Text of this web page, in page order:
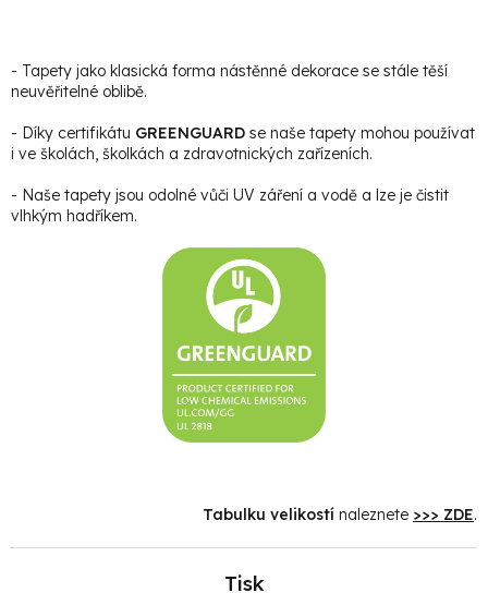
- Tapety jako klasická forma nástěnné dekorace se stále těší
neuvěřitelné oblibě.
- Díky certifikátu GREENGUARD se naše tapety mohou používat
i ve školách, školkách a zdravotnických zařízeních.
- Naše tapety jsou odolné vůči UV záření a vodě a lze je čistit
vlhkým hadříkem.
Tabulku velikostí naleznete >>> ZDE.
Tisk